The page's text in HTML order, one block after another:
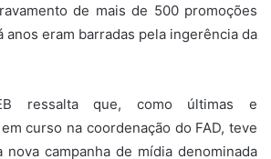
de mais de 500 promoções
anos eram barradas pela ingerência da
ressalta que, como últimas e
curso na coordenação do FAD, teve
campanha de mídia denominada